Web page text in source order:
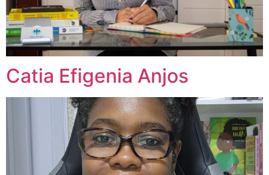
Catia Efigenia Anjos